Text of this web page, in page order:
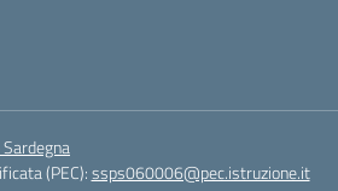
(PEC):ssps060006@pec.istruzione.it